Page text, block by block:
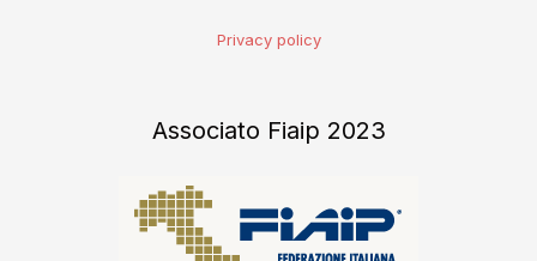
Privacy policy
Associato Fiaip 2023